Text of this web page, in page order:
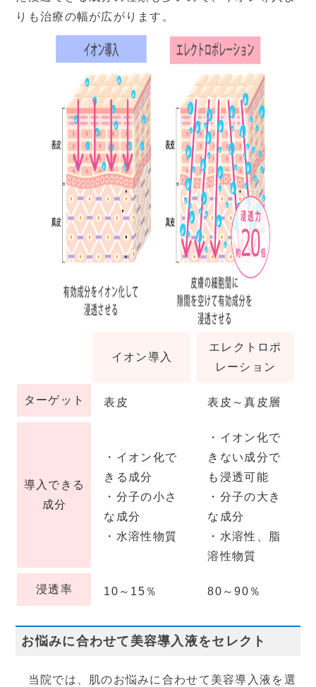
りも治療の幅が広がります。
イオン導入
エレクトロポ
レーション
ターゲット 表皮 表皮～真皮層
導入できる
成分
・イオン化で
きる成分
・分子の小さ
な成分
・水溶性物質
・イオン化で
きない成分で
も浸透可能
・分子の大き
な成分
・水溶性、脂
溶性物質
浸透率 10～15％ 80～90％
お悩みに合わせて美容導入液をセレクト
当院では、肌のお悩みに合わせて美容導入液を選